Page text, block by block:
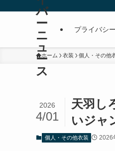
バ
ー
ニ
ュ
ー
ス
プライバシ
ホーム 衣装 個人・その他
天羽し
いジャ
2026
4/01
個人・その他衣装 2026